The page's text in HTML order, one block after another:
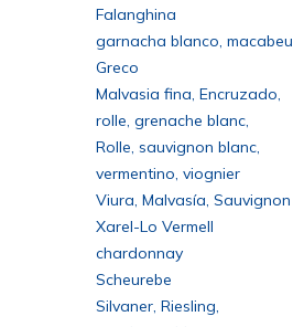
Falanghina
garnacha blanco, macabeu
Greco
Malvasia fina, Encruzado,
Bical
rolle, grenache blanc,
roussanne
Rolle, sauvignon blanc,
muscat
vermentino, viognier
Viura, Malvasía, Sauvignon
Blanc, Garnacha Blanca
Xarel-Lo Vermell
chardonnay
Scheurebe
Silvaner, Riesling,